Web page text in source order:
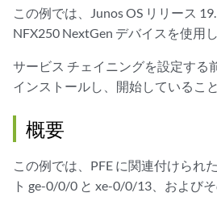
この例では、Junos OS リリース
NFX250 NextGen デバイスを使用し
サービス チェイニングを設定する
インストールし、開始しているこ
概要
この例では、PFE に関連付けられ
ト ge-0/0/0 と xe-0/0/13、および